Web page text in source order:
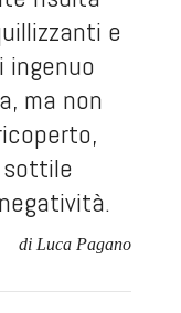
e
ingenuo
ma non
di Luca Pagano